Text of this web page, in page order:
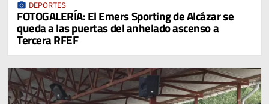
photo_camera DEPORTES
FOTOGALERÍA: El Emers Sporting de Alcázar se
queda a las puertas del anhelado ascenso a
Tercera RFEF